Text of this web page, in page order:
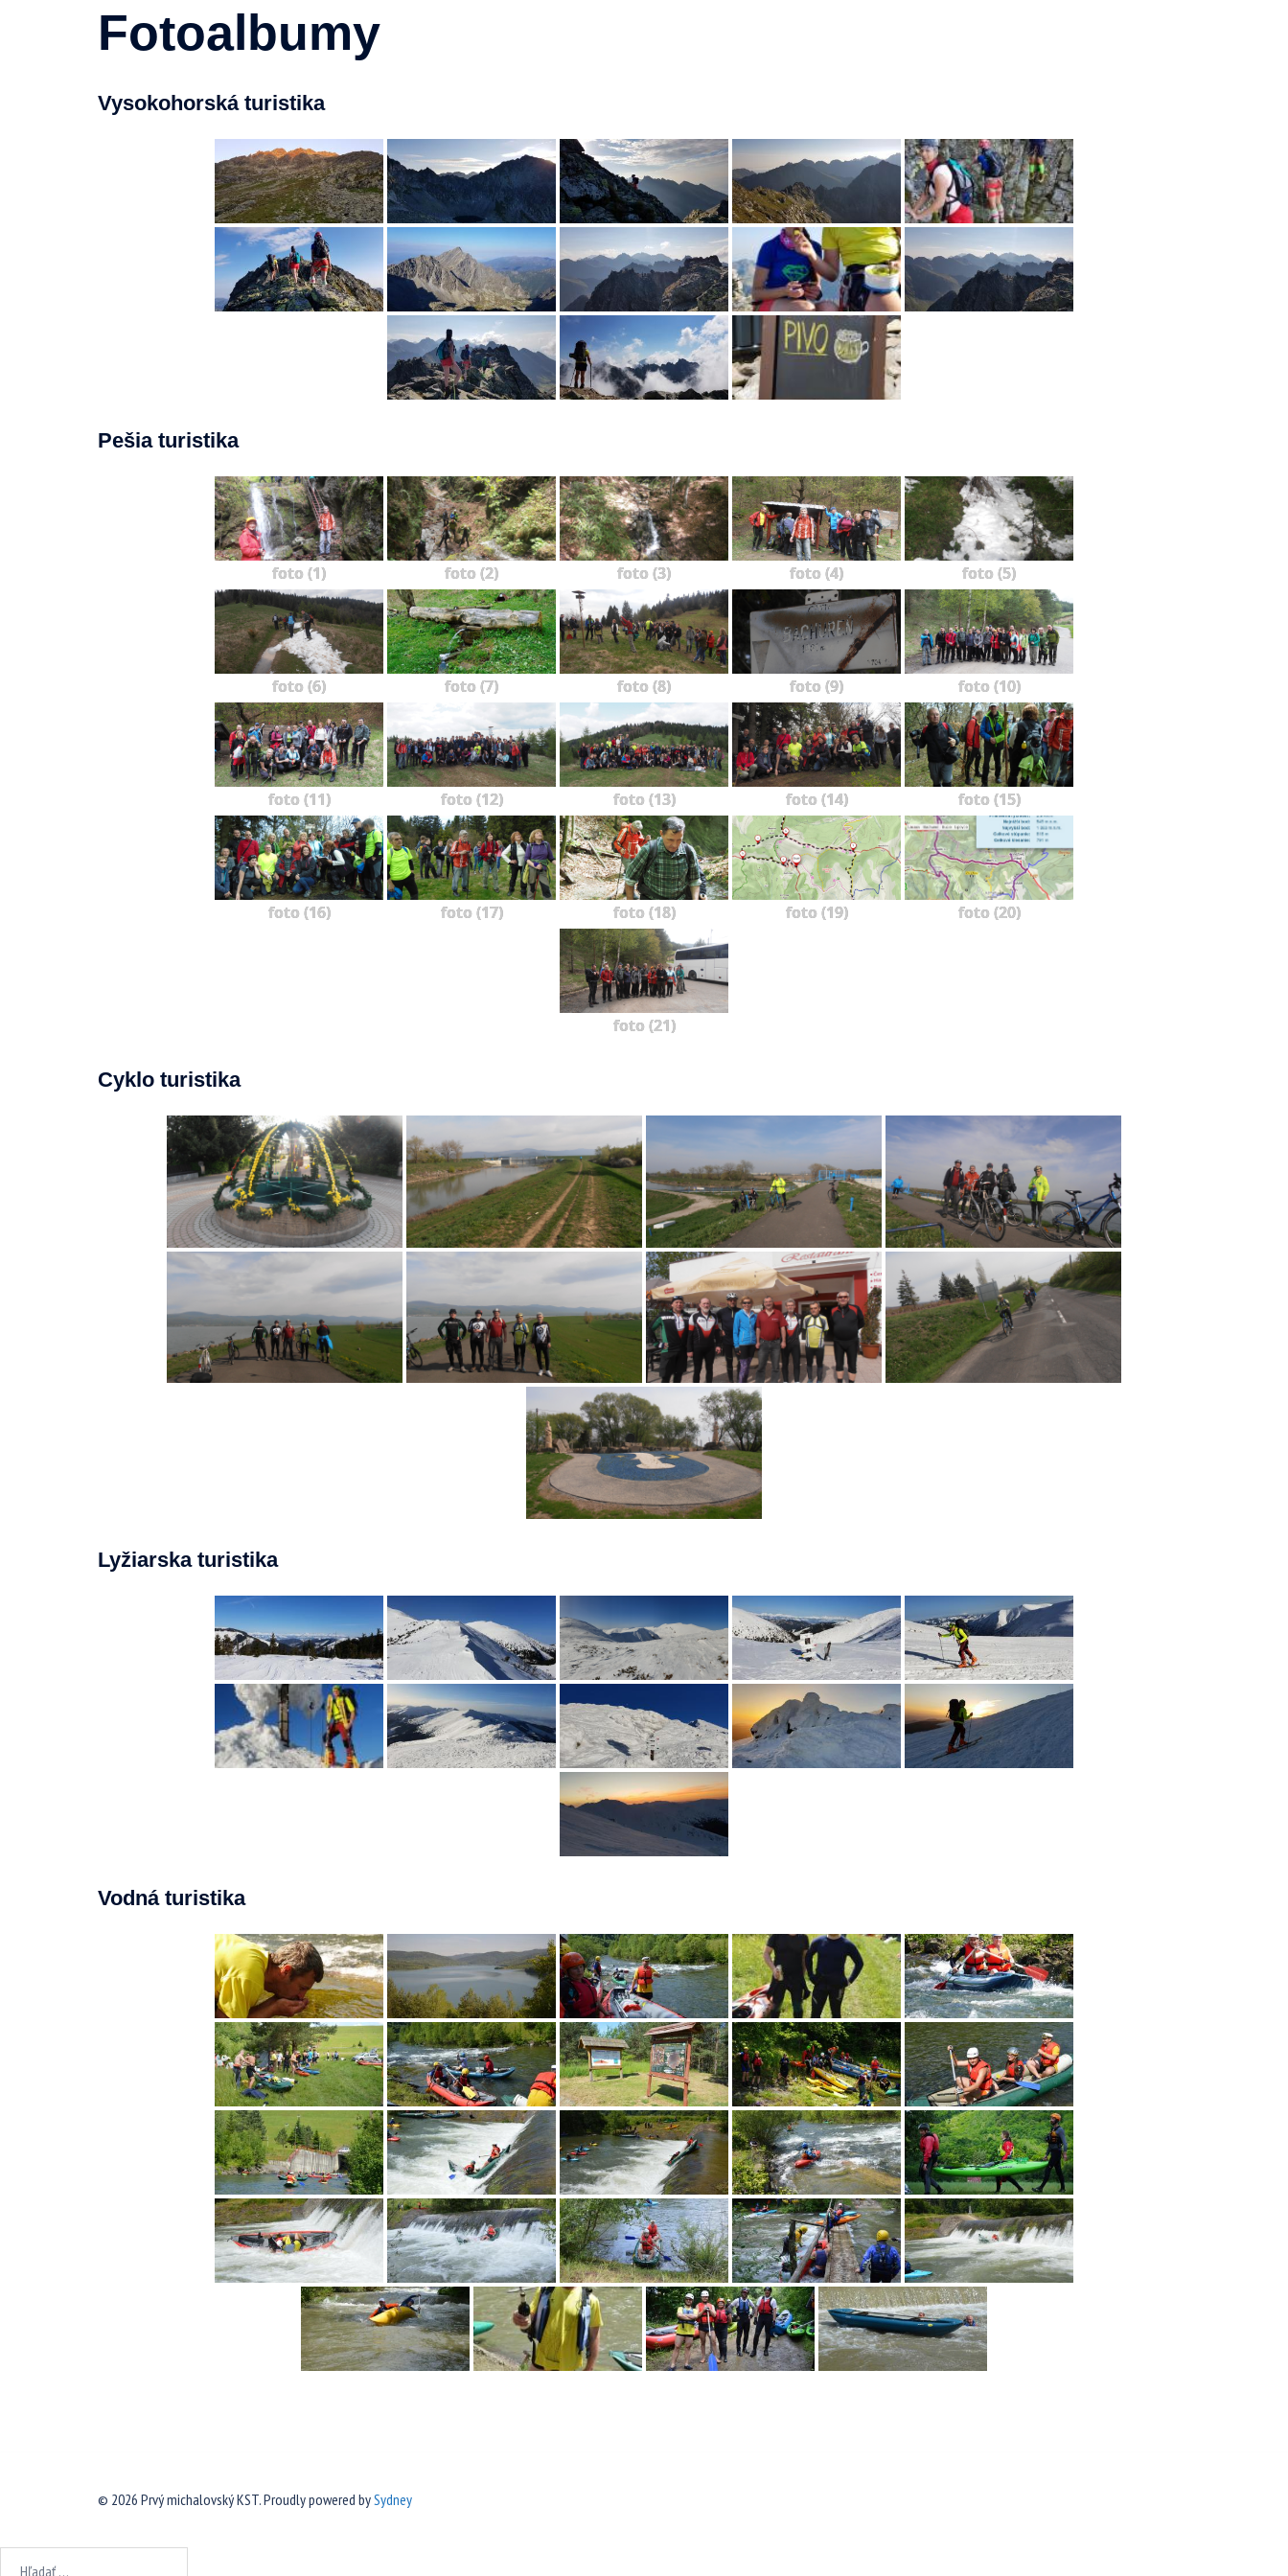
Fotoalbumy
Vysokohorská turistika
Pešia turistika
foto (1) foto (2) foto (3) foto (4) foto (5)
foto (6) foto (7) foto (8) foto (9) foto (10)
foto (11) foto (12) foto (13) foto (14) foto (15)
foto (16) foto (17) foto (18) foto (19) foto (20)
foto (21)
Cyklo turistika
Lyžiarska turistika
Vodná turistika
© 2026 Prvý michalovský KST. Proudly powered bySydney